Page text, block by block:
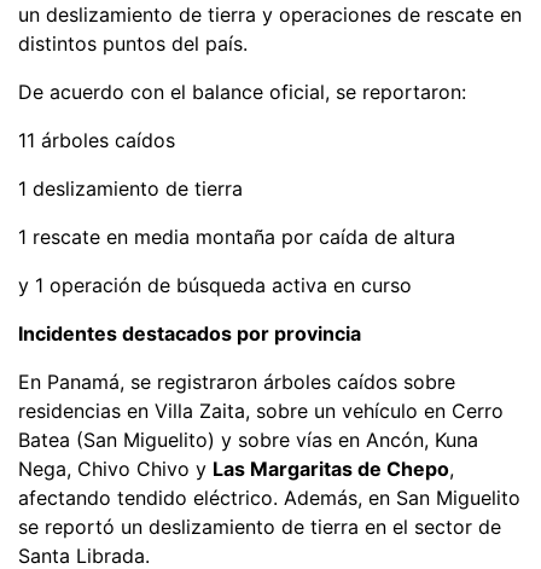
un deslizamiento de tierra y operaciones de rescate en
distintos puntos del país.
De acuerdo con el balance oficial, se reportaron:
11 árboles caídos
1 deslizamiento de tierra
1 rescate en media montaña por caída de altura
y 1 operación de búsqueda activa en curso
Incidentes destacados por provincia
En Panamá, se registraron árboles caídos sobre
residencias en Villa Zaita, sobre un vehículo en Cerro
Batea (San Miguelito) y sobre vías en Ancón, Kuna
Nega, Chivo Chivo y Las Margaritas de Chepo,
afectando tendido eléctrico. Además, en San Miguelito
se reportó un deslizamiento de tierra en el sector de
Santa Librada.